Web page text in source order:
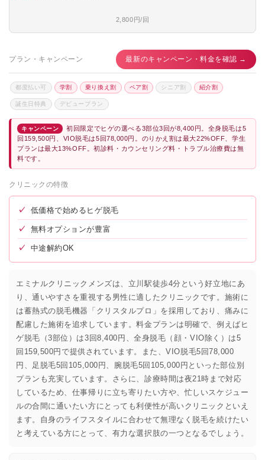
2,800円/回
プラン・キャンペーン 最新のキャンペーン・料金を確認 →
都度払い可 学割 乗り換え割 ペア割 シニア割 紹介割
誕生日特典 デビュープラン
キャンペーン
初回限定でヒゲの選べる3部位3回が8,400円。全身脱毛は5
回159,500円、VIO脱毛は5回78,000円。のりかえ割は最大22%OFF、学生
プランは最大13%OFF。初診料・カウンセリング料・トラブル治療費は無
料です。
クリニックの特徴
✓ 低価格で始めるヒゲ脱毛
✓ 無料オプションが豊富
✓ 中途解約OK
エミナルクリニックメンズは、立川駅徒歩4分という好立地にあ
り、通いやすさを重視する男性に適したクリニックです。施術に
は蓄熱式の脱毛機器「クリスタルプロ」を採用しており、痛みに
配慮した施術を追求しています。料金プランは明確で、例えばヒ
ゲ脱毛（3部位）は3回8,400円、全身脱毛（顔・VIO除く）は5
回159,500円で提供されています。また、VIO脱毛5回78,000
円、足脱毛5回105,000円、腕脱毛5回105,000円といった部位別
プランも充実しています。さらに、診療時間は夜21時まで対応
しているため、仕事帰りに立ち寄りたい方や、忙しいスケジュー
ルの合間に通いたい方にとっても利便性が高いクリニックといえ
ます。自身のライフスタイルに合わせて無理なく脱毛を続けたい
と考えている方にとって、有力な選択肢の一つとなるでしょう。